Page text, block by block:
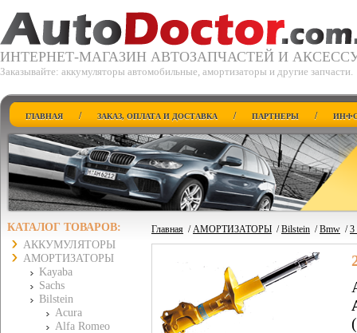
ИНТЕРНЕТ-МАГАЗИН АВТОЗАПЧАСТЕЙ И
Заказывайте: аккумуляторы автомобильные, амортизаторы и другие запчасти.
ГЛАВНАЯ / ЗАКАЗ, ОПЛАТА И ДОСТАВКА / ПАРТНЕРЫ /
КАТАЛОГ ТОВАРОВ:
АККУМУЛЯТОРЫ
АМОРТИЗАТОРЫ
Kayaba
Sachs
Bilstein
Acura
Alfa Romeo
Главная /АМОРТИЗАТОРЫ /Bilstein /Bmw /3